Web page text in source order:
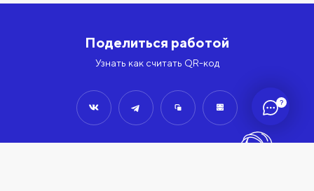
?
Поделиться работой
Узнать как считать QR-код